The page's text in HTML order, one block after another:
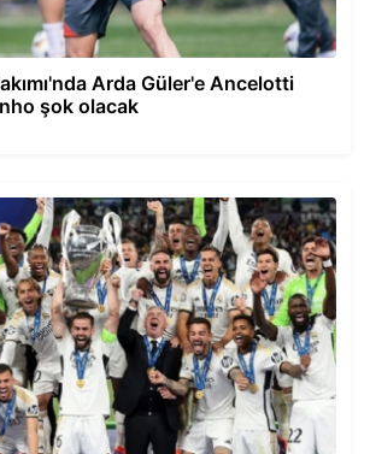
Arda Güler'e Ancelotti
şok olacak